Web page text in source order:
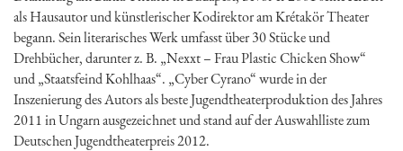
als Hausautor und künstlerischer Kodirektor am Krétakör Theater
begann. Sein literarisches Werk umfasst über 30 Stücke und
Drehbücher, darunter z. B. „Nexxt – Frau Plastic Chicken Show“
und „Staatsfeind Kohlhaas“. „Cyber Cyrano“ wurde in der
Inszenierung des Autors als beste Jugendtheaterproduktion des Jahres
2011 in Ungarn ausgezeichnet und stand auf der Auswahlliste zum
Deutschen Jugendtheaterpreis 2012.